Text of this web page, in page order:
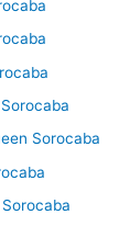
Sorocaba